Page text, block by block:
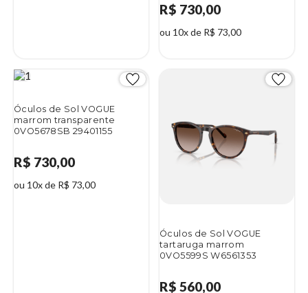
R$ 730,00
ou 10x de R$ 73,00
Óculos de Sol VOGUE
marrom transparente
0VO5678SB 29401155
R$ 730,00
ou 10x de R$ 73,00
Óculos de Sol VOGUE
tartaruga marrom
0VO5599S W6561353
R$ 560,00